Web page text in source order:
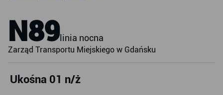
N89 linia nocna
Zarząd Transportu Miejskiego w Gdańsku
Ukośna 01 n/ż